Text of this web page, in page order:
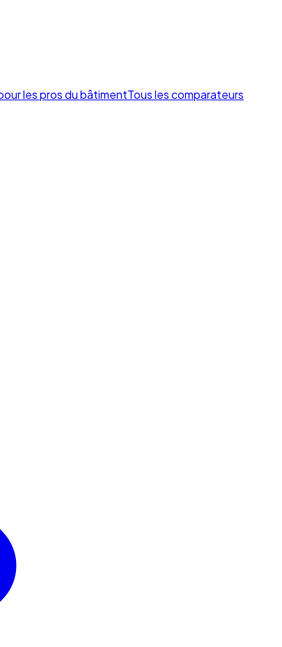
les pros du bâtimentTous les comparateurs